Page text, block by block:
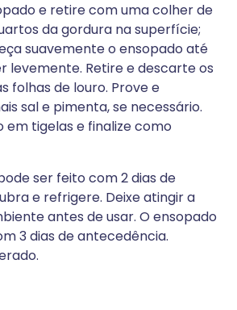
e retire com uma colher de
da gordura na superfície;
suavemente o ensopado até
levemente. Retire e descarte os
folhas de louro. Prove e
sal e pimenta, se necessário.
em tigelas e finalize como
ser feito com 2 dias de
e refrigere. Deixe atingir a
antes de usar. O ensopado
3 dias de antecedência.